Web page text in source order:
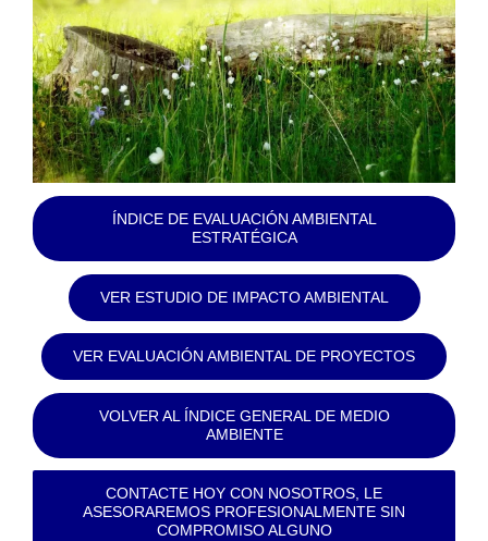
ÍNDICE DE EVALUACIÓN AMBIENTAL
ESTRATÉGICA
VER ESTUDIO DE IMPACTO AMBIENTAL
VER EVALUACIÓN AMBIENTAL DE PROYECTOS
VOLVER AL ÍNDICE GENERAL DE MEDIO
AMBIENTE
CONTACTE HOY CON NOSOTROS, LE
ASESORAREMOS PROFESIONALMENTE SIN
COMPROMISO ALGUNO